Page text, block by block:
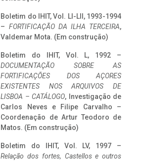
Boletim do IHIT, Vol. LI-LII, 1993-1994
– FORTIFICAÇÃO DA ILHA TERCEIRA,
Valdemar Mota. (Em construção)
Boletim do IHIT, Vol. L, 1992 –
DOCUMENTAÇÃO SOBRE AS
FORTIFICAÇÕES DOS AÇORES
EXISTENTES NOS ARQUIVOS DE
LISBOA – CATÁLOGO, Investigação de
Carlos Neves e Filipe Carvalho –
Coordenação de Artur Teodoro de
Matos. (Em construção)
Boletim do IHIT, Vol. LV, 1997 –
Relação dos fortes, Castellos e outros